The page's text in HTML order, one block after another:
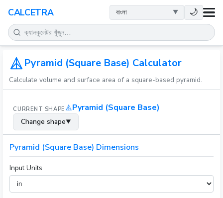
CALCETRA 🌙
গণিত
রূপান্তর
বিজ্ঞান
দৈনন্দিন
অন्যান্য সরঞ্জাম
Pyramid (Square Base) Calculator
Calculate volume and surface area of a square-based pyramid.
CURRENT SHAPE Pyramid (Square Base)
Change shape▼
Pyramid (Square Base) Dimensions
Input Units